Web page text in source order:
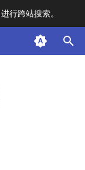
进行跨站搜索。